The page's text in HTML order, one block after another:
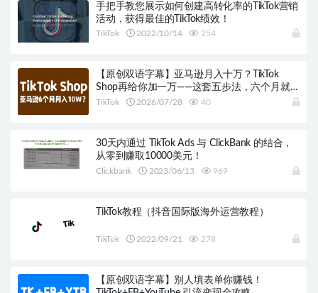
手把手教您展示如何创建高转化率的TikTok营销
活动，获得最佳的TikTok绩效！
TikTok 2022/10/14 254
【原创双语字幕】亚马逊月入十万？TikTok
Shop再给你加一万——这套五步法，六个月就做
到
TikTok 2026/07/28 40
30天内通过 TikTok Ads 与 ClickBank 的结合，
从零到赚取10000美元！
Clickbank 2023/06/13 969
TikTok教程（抖音国际版海外运营教程）
TikTok 2022/09/21 278
【原创双语字幕】别人填表单你赚钱！